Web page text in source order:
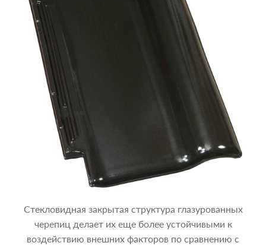
Стекловидная закрытая структура глазурованных
черепиц делает их еще более устойчивыми к
воздействию внешних факторов по сравнению с